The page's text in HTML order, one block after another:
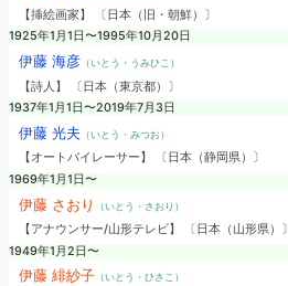
【挿絵画家】 〔日本（旧・朝鮮）〕
1925年1月1日〜1995年10月20日
伊藤 海彦（いとう・うみひこ）
【詩人】 〔日本（東京都）〕
1937年1月1日〜2019年7月3日
伊藤 光夫 （いとう・みつお）
【オートバイレーサー】 〔日本（静岡県）〕
1969年1月1日〜
伊藤 さおり （いとう・さおり）
【アナウンサー/山形テレビ】 〔日本（山形県）〕
1949年1月2日〜
伊藤 緋紗子（いとう・ひさこ）